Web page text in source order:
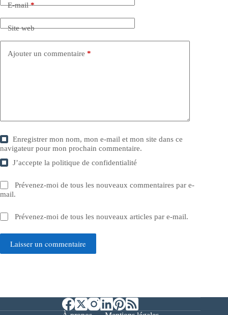
E-mail*
Site web
Ajouter un commentaire *
Enregistrer mon nom, mon e-mail et mon site dans ce
navigateur pour mon prochain commentaire.
J’accepte lapolitique de confidentialité
Prévenez-moi de tous les nouveaux commentaires par e-
mail.
Prévenez-moi de tous les nouveaux articles par e-mail.
Laisser un commentaire